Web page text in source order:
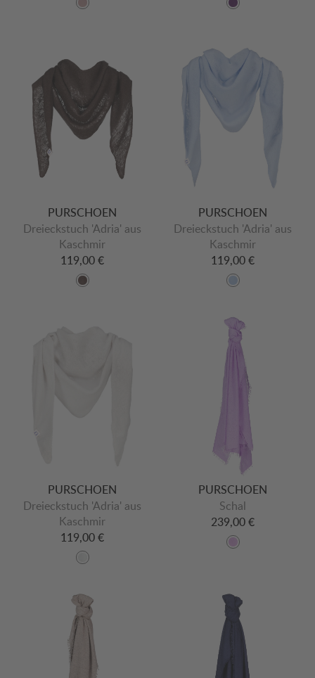
PURSCHOEN
Dreieckstuch 'Adria' aus
Kaschmir
119,00 €
PURSCHOEN
Dreieckstuch 'Adria' aus
Kaschmir
119,00 €
PURSCHOEN
Dreieckstuch 'Adria' aus
Kaschmir
119,00 €
PURSCHOEN
Schal
239,00 €